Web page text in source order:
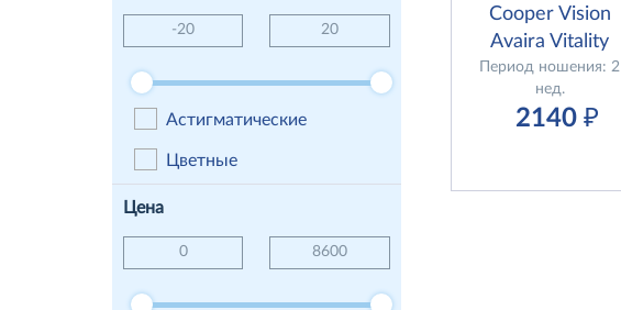
Астигматические
Цветные
Цена
Cooper Vision
Avaira Vitality
Период ношения: 2
нед.
2140₽